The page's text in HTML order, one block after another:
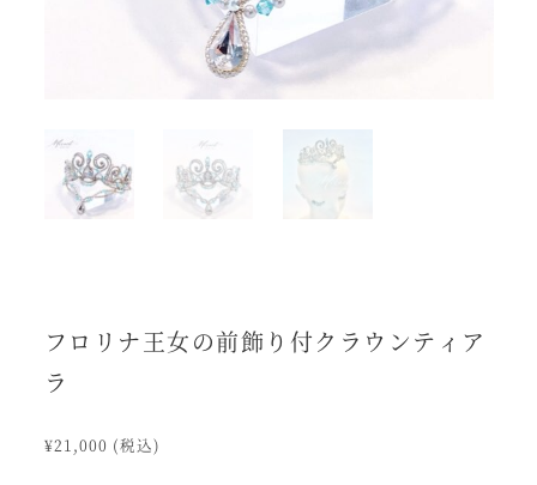
フロリナ王女の前飾り付クラウンティア
ラ
¥21,000 (税込)